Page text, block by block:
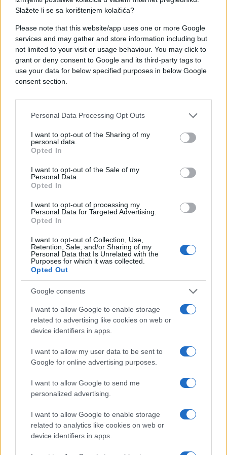
Slažete li se sa korištenjem kolačića?
Please note that this website/app uses one or more Google
services and may gather and store information including but
not limited to your visit or usage behaviour. You may click to
grant or deny consent to Google and its third-party tags to
use your data for below specified purposes in below Google
consent section.
Personal Data Processing Opt Outs
I want to opt-out of the Sharing of my
personal data.
Opted In
I want to opt-out of the Sale of my
Personal Data.
Opted In
I want to opt-out of processing my
Personal Data for Targeted Advertising.
Opted In
I want to opt-out of Collection, Use,
Retention, Sale, and/or Sharing of my
Personal Data that Is Unrelated with the
Purposes for which it was collected.
Opted Out
Google consents
I want to allow Google to enable storage
related to advertising like cookies on web or
device identifiers in apps.
I want to allow my user data to be sent to
Google for online advertising purposes.
I want to allow Google to send me
personalized advertising.
I want to allow Google to enable storage
related to analytics like cookies on web or
device identifiers in apps.
Zdravko Barišić, menadžer Marka Perkovića
Thompsona, sinoć je u Dnevniku HRT-a otkrio s
kojom pjesmom će koncert početi, te je
komentarisao "set listu" pjesama koja je procurila
na internetu.
„To je potez neodgovornog, neozbiljnog i
pjesma, redoslijedom kako bude išla uživo“,
rekao je tajanstveno.
Potvrdio je ipak da će koncert otvoriti pjesma
„Ustani iz sjene“, što se poklapa sa sadržajem
neovlašteno objavljene liste.
#Marko Perković Thompson
#koncert